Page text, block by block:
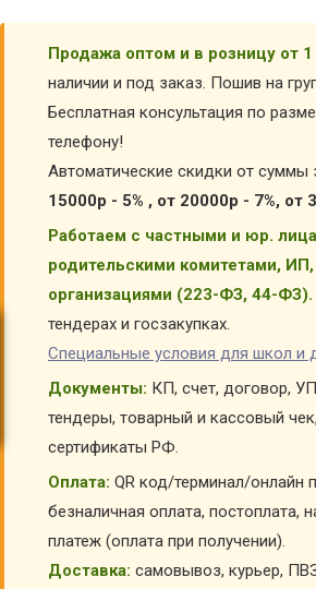
Продажа оптом и в розницу от
наличии и под заказ. Пошив на
Бесплатная консультация по
телефону!
Автоматические скидки от суммы
15000р - 5% , от 20000р - 7%, от
Работаем с частными и юр.
родительскими комитетами, ИП,
организациями (223-ФЗ, 44-ФЗ).
тендерах и госзакупках.
Специальные условия для школ и
Документы: КП, счет, договор,
тендеры, товарный и кассовый
сертификаты РФ.
Оплата: QR код/терминал/онлайн
безналичная оплата, постоплата,
платеж (оплата при получении).
Доставка: самовывоз, курьер,